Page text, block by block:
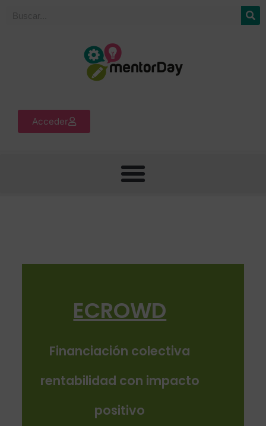
Acceder
ECROWD
Financiación colectiva
rentabilidad con impacto
positivo